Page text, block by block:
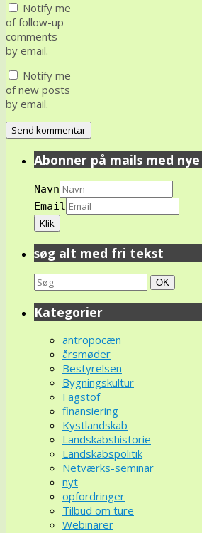
Notify me
of follow-up
comments
by email.
Notify me
of new posts
by email.
Abonner på mails med
Navn
Email
søg alt med fri tekst
Search
for:
Søg
OK
Kategorier
antropocæn
årsmøder
Bestyrelsen
Bygningskultur
Fagstof
finansiering
Kystlandskab
Landskabshistorie
Landskabspolitik
Netværks-seminar
nyt
opfordringer
Tilbud om ture
Webinarer